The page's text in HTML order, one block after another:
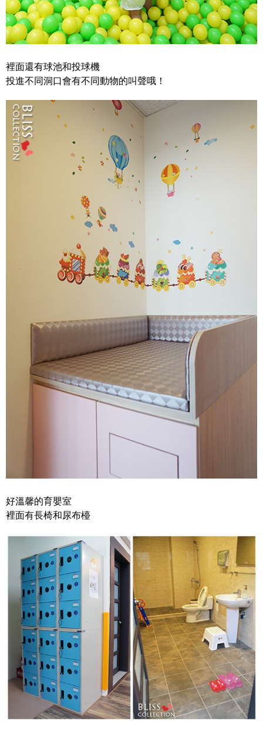
裡面還有球池和投球機
投進不同洞口會有不同動物的叫聲哦！
好溫馨的育嬰室
裡面有長椅和尿布檯